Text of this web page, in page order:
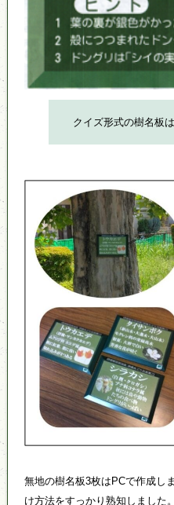
クイズ形式の樹名板
無地の樹名板3枚はPCで作成し
け方法をすっかり熟知しました。